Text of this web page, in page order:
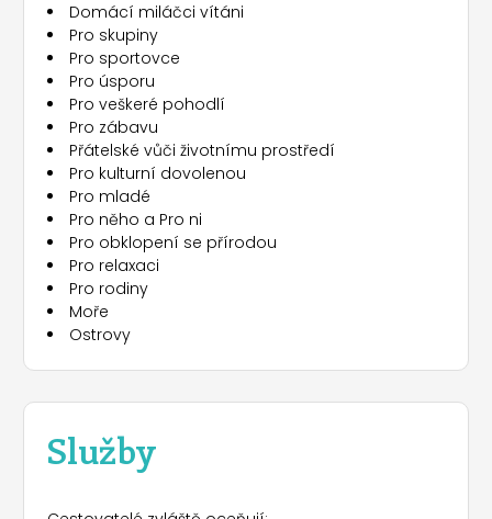
parkování. Alternativně se můžete ubytovat ve
zděných bungalovech, které mají jeden
dvoulůžkový pokoj a jeden pokoj s palandou,
kuchyňský kout s lednicí, vlastní koupelnu a
verandu. Můžete se také rozhodnout pro mobilní
domky, které jsou k dispozici ve 4 typech a mohou
ubytovat až 6 osob. Všechny mají zařízenou
verandu, televizi se satelitní anténou a klimatizaci.
Případně si můžete vybrat ubytování v několika
apartmánech a chatkách u moře, které se
nacházejí asi 2 km od kempu. Zvířata jsou
povolena, přičemž možnosti ubytování nejsou
nijak zvlášť omezeny. Během dovolené můžete
využít služeb baru a restaurace-pizzerie, která
nabízí menu od místní tradice až po mezinárodní
donášky jídla s sebou nebo využít služeb tržnice. K
bazény, z nichž jeden je vyhrazen pro děti. Můžete
si zapůjčit vybavení pro různé vodní sporty a
Domácí miláčci vítáni
Pro skupiny
Pro sportovce
Pro úsporu
Pro veškeré pohodlí
Pro zábavu
Přátelské vůči životnímu prostředí
Pro kulturní dovolenou
Pro mladé
Pro něho a Pro ni
Pro obklopení se přírodou
Pro relaxaci
Pro rodiny
Moře
Ostrovy
Služby